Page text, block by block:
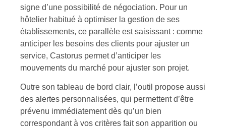
signe d’une possibilité de négociation. Pour un
hôtelier habitué à optimiser la gestion de ses
établissements, ce parallèle est saisissant : comme
anticiper les besoins des clients pour ajuster un
service, Castorus permet d’anticiper les
mouvements du marché pour ajuster son projet.
Outre son tableau de bord clair, l’outil propose aussi
des alertes personnalisées, qui permettent d’être
prévenu immédiatement dès qu’un bien
correspondant à vos critères fait son apparition ou